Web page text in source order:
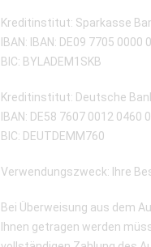
Kreditinstitut: Sparkasse
IBAN: IBAN: DE09 7705 0000
BIC: BYLADEM1SKB
Kreditinstitut: Deutsche
IBAN: DE58 7607 0012 0460
BIC: DEUTDEMM760
Verwendungszweck: Ihre
Bei Überweisung aus dem
Ihnen getragen werden